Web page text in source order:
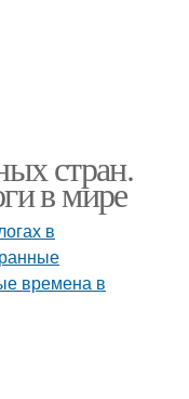
стран.
в мире